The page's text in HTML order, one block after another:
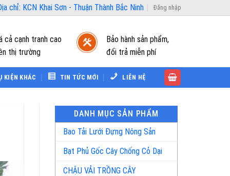
chỉ: KCN Khai Sơn - Thuận Thành Bắc Ninh Đăng nhập
cả cạnh tranh cao
thị trường
Bảo hành sản phẩm,
đổi trả miễn phí
KIỆN KHÁC TIN TỨC MỚI LIÊN HỆ
DANH MỤC SẢN PHẨM
Bao Tải Lưới Đựng Nông Sản
Bạt Phủ Gốc Cây Chống Cỏ Dại
CHẬU VẢI TRỒNG CÂY